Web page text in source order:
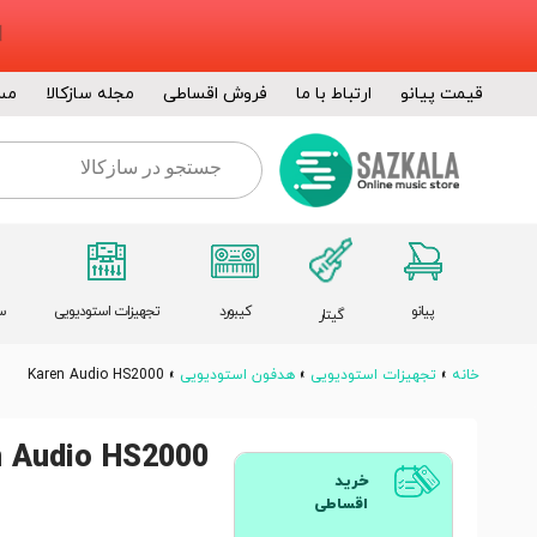
قیمت پیانو ارتباط با ما فروش اقساطی مجله سازکالا
پیانو گیتار کیبورد تجهیزات استودیویی
خانه »تجهیزات استودیویی »هدفون استودیویی »
Karen Audio HS2000
Audio HS2000
خرید
اقساطی